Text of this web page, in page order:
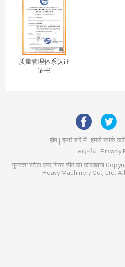
质量管理体系认证
证书
होम हमारे बारे में हमसे संपर्क करें
साइटमैप
Privacy
गुणवत्ता स्टील स्पर गियरचीन का
Heavy Machinery Co., Ltd.